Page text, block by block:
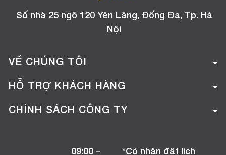
Số nhà 25 ngõ 120 Yên Lãng, Đống Đa, Tp. Hà
Nội
VỀ CHÚNG TÔI
Giới thiệu công ty
Tuyển dụng
HỖ TRỢ KHÁCH HÀNG
Hướng dẫn mua hàng online
Chương trình khuyến mãi
CHÍNH SÁCH CÔNG TY
09:00 – *Có nhận đặt lịch